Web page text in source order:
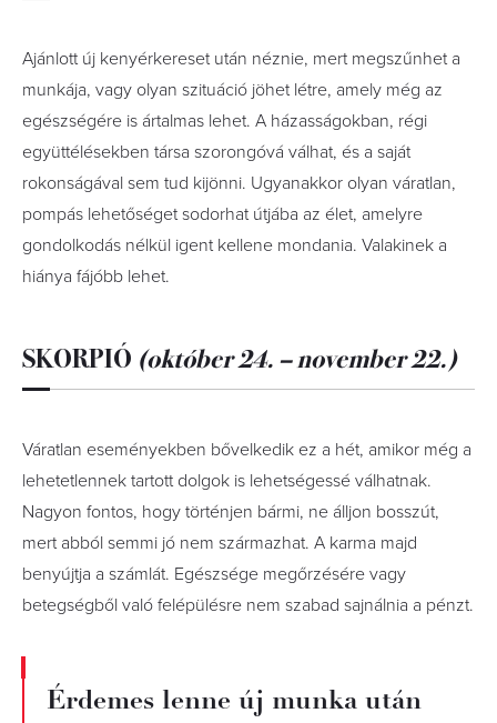
Ajánlott új kenyérkereset után néznie, mert megszűnhet a
munkája, vagy olyan szituáció jöhet létre, amely még az
egészségére is ártalmas lehet. A házasságokban, régi
együttélésekben társa szorongóvá válhat, és a saját
rokonságával sem tud kijönni. Ugyanakkor olyan váratlan,
pompás lehetőséget sodorhat útjába az élet, amelyre
gondolkodás nélkül igent kellene mondania. Valakinek a
hiánya fájóbb lehet.
SKORPIÓ (október 24. – november 22.)
Váratlan eseményekben bővelkedik ez a hét, amikor még a
lehetetlennek tartott dolgok is lehetségessé válhatnak.
Nagyon fontos, hogy történjen bármi, ne álljon bosszút,
mert abból semmi jó nem származhat. A karma majd
benyújtja a számlát. Egészsége megőrzésére vagy
betegségből való felépülésre nem szabad sajnálnia a pénzt.
Érdemes lenne új munka után